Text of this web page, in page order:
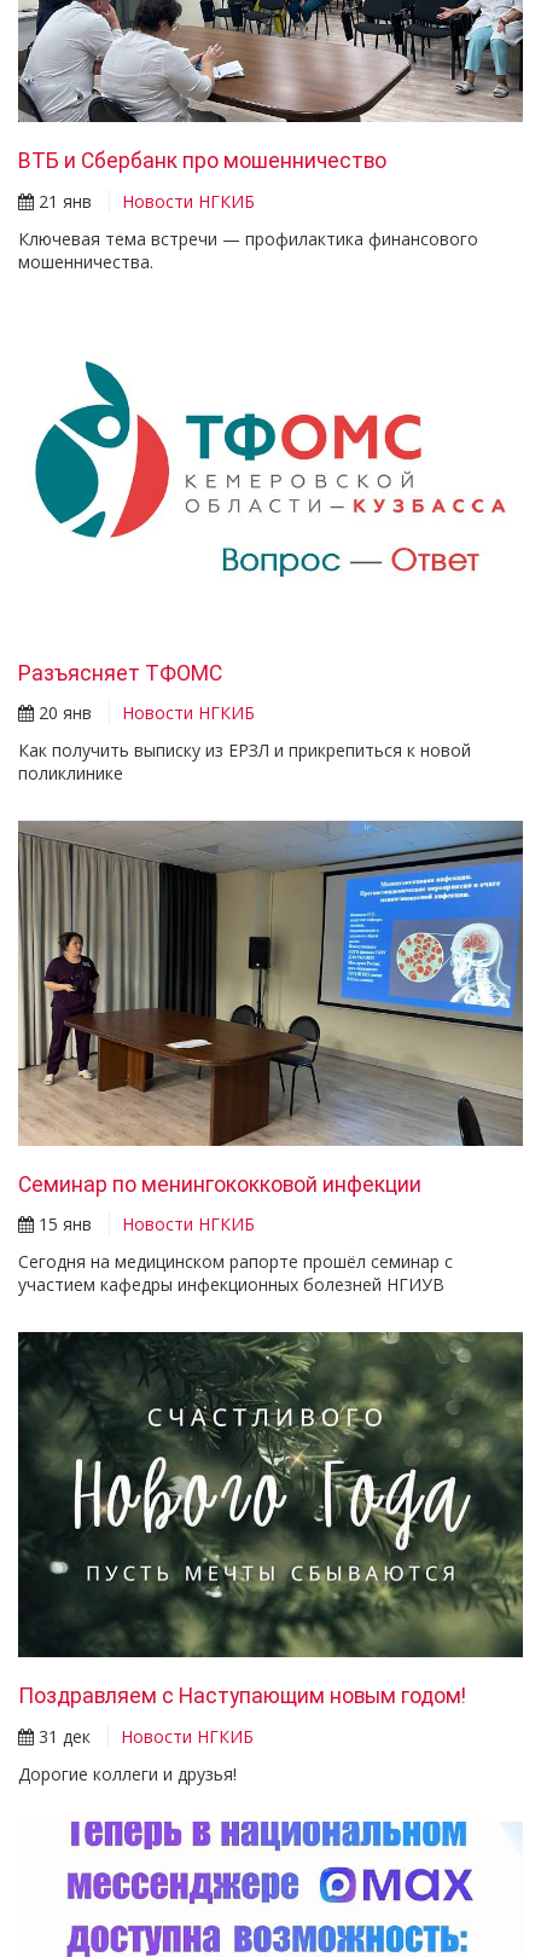
ВТБ и Сбербанк про мошенничество
21 янв
Новости НГКИБ
Ключевая тема встречи — профилактика финансового
мошенничества.
Разъясняет ТФОМС
20 янв
Новости НГКИБ
Как получить выписку из ЕРЗЛ и прикрепиться к новой
поликлинике
Семинар по менингококковой инфекции
15 янв
Новости НГКИБ
Сегодня на медицинском рапорте прошёл семинар с
участием кафедры инфекционных болезней НГИУВ
Поздравляем с Наступающим новым годом!
31 дек
Новости НГКИБ
Дорогие коллеги и друзья!